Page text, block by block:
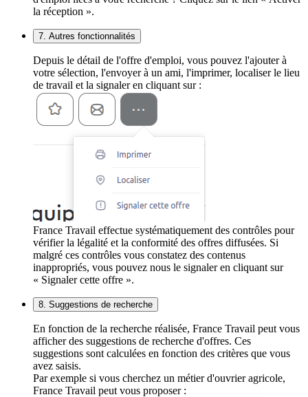
la réception ».
7. Autres fonctionnalités
Depuis le détail de l'offre d'emploi, vous pouvez l'ajouter à
votre sélection, l'envoyer à un ami, l'imprimer, localiser le lieu
de travail et la signaler en cliquant sur :
France Travail effectue systématiquement des contrôles pour
vérifier la légalité et la conformité des offres diffusées. Si
malgré ces contrôles vous constatez des contenus
inappropriés, vous pouvez nous le signaler en cliquant sur
« Signaler cette offre ».
8. Suggestions de recherche
En fonction de la recherche réalisée, France Travail peut vous
afficher des suggestions de recherche d'offres. Ces
suggestions sont calculées en fonction des critères que vous
avez saisis.
Par exemple si vous cherchez un métier d'ouvrier agricole,
France Travail peut vous proposer :